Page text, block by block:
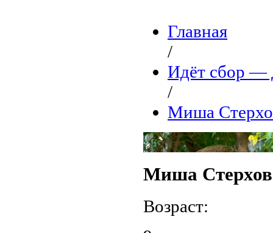
Главная
/
Идёт сбор
/
Миша
Миша Стерхов
Возраст: